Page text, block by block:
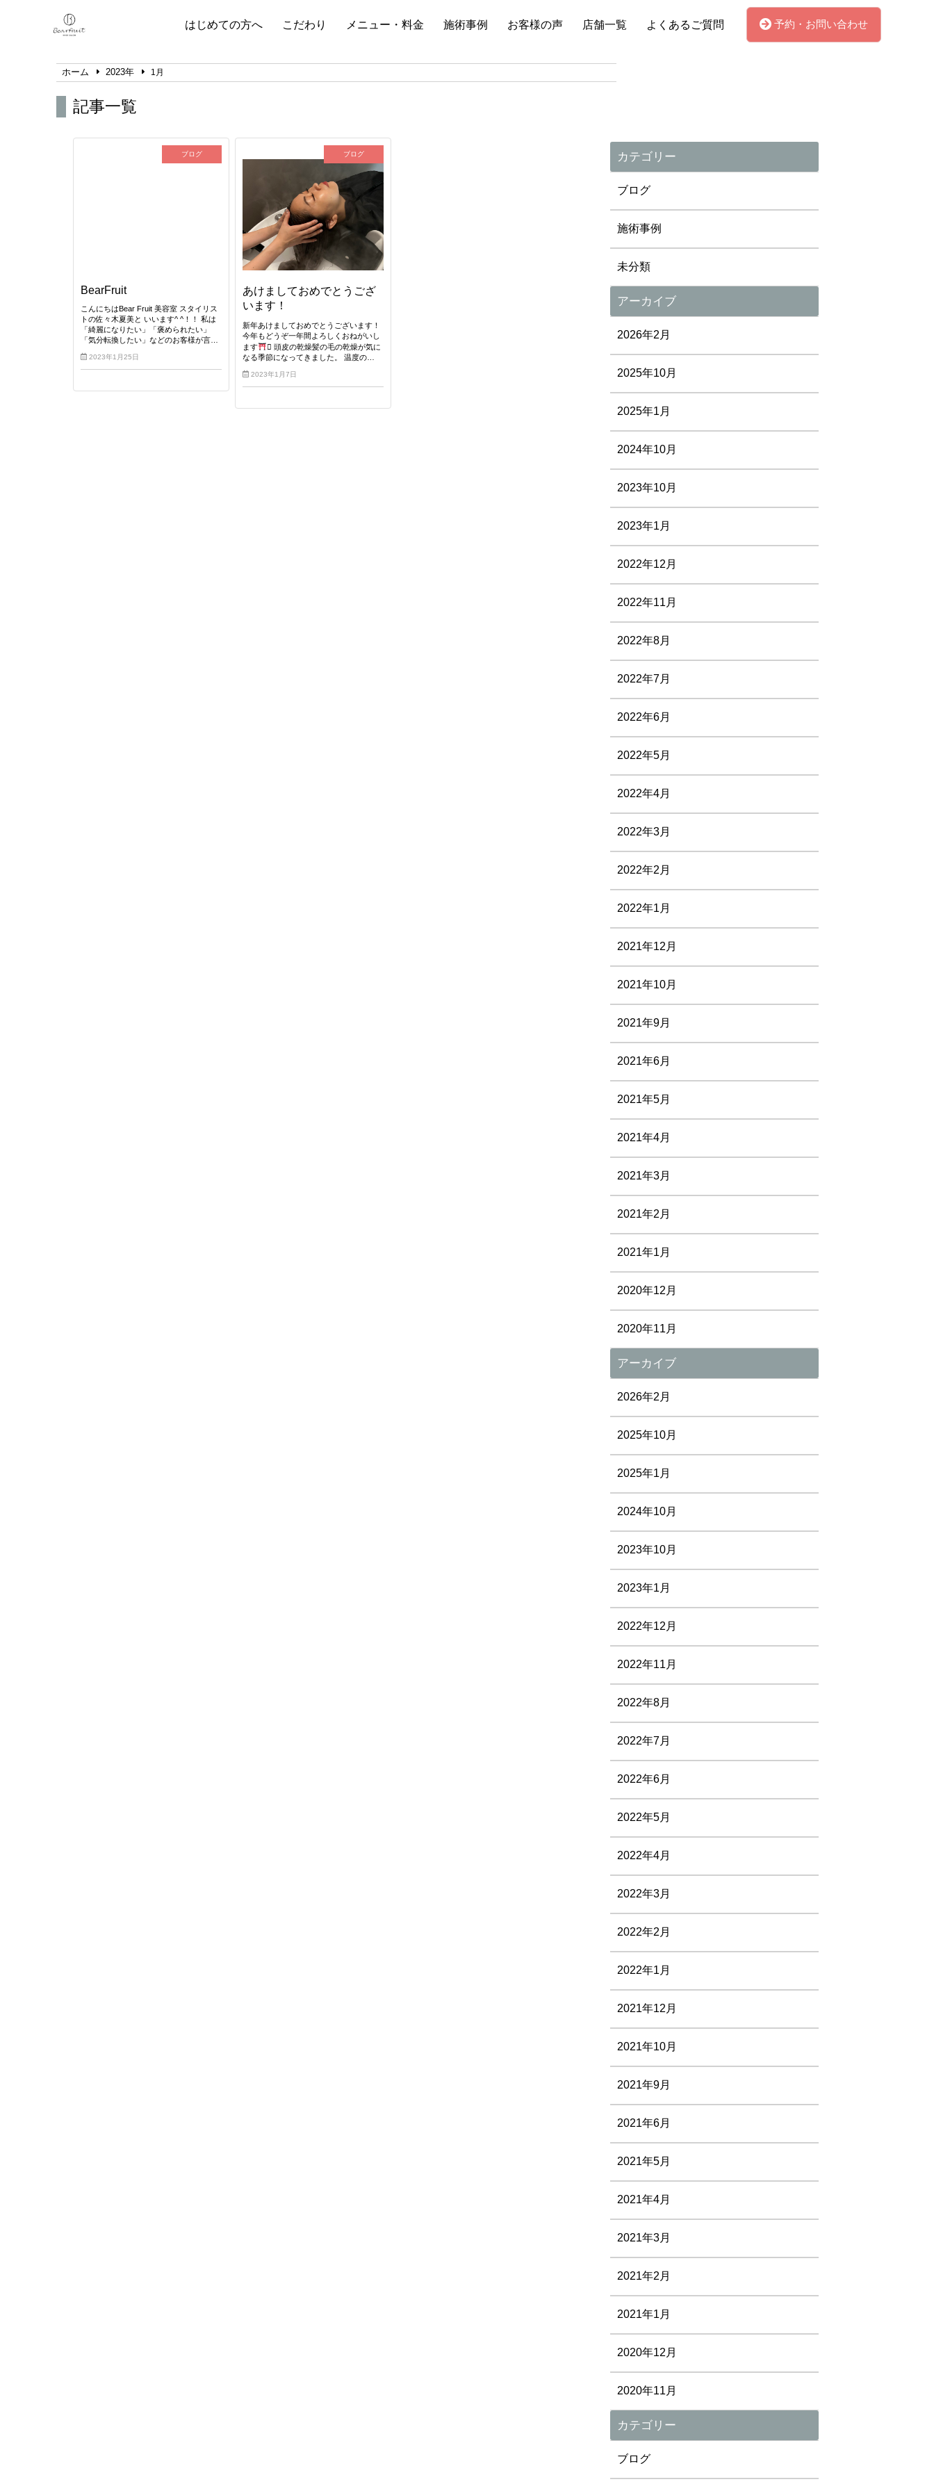
はじめての方へ こだわり メニュー・料金 施術事例 お客様の声 店舗一覧 よくあるご質問 予約・お問い合わせ
ホーム 2023年 1月
記事一覧
ブログ
BearFruit
こんにちはBear Fruit 美容室 スタイリス
トの佐々木夏美と いいます^ ^！！ 私は
「綺麗になりたい」「褒められたい」
「気分転換したい」などのお客様が言…
2023年1月25日
ブログ
あけましておめでとうござ
います！
新年あけましておめでとうございます！
今年もどうぞ一年間よろしくおねがいし
ます
 頭皮の乾燥髪の毛の乾燥が気に
なる季節になってきました。 温度の…
2023年1月7日
カテゴリー
ブログ
施術事例
未分類
アーカイブ
2026年2月
2025年10月
2025年1月
2024年10月
2023年10月
2023年1月
2022年12月
2022年11月
2022年8月
2022年7月
2022年6月
2022年5月
2022年4月
2022年3月
2022年2月
2022年1月
2021年12月
2021年10月
2021年9月
2021年6月
2021年5月
2021年4月
2021年3月
2021年2月
2021年1月
2020年12月
2020年11月
アーカイブ
2026年2月
2025年10月
2025年1月
2024年10月
2023年10月
2023年1月
2022年12月
2022年11月
2022年8月
2022年7月
2022年6月
2022年5月
2022年4月
2022年3月
2022年2月
2022年1月
2021年12月
2021年10月
2021年9月
2021年6月
2021年5月
2021年4月
2021年3月
2021年2月
2021年1月
2020年12月
2020年11月
カテゴリー
ブログ